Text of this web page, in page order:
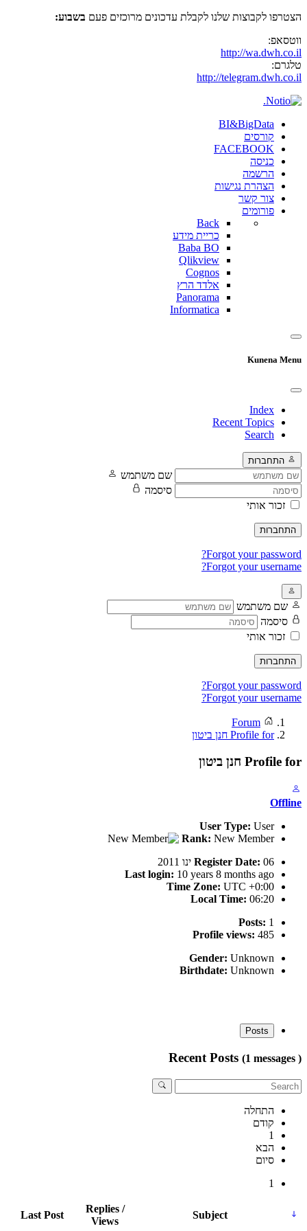
הצטרפו לקבוצות שלנו לקבלת עדכונים מרוכזים פעם בשבוע:
ווטסאפ:
http://wa.dwh.co.il
טלגרם:
http://telegram.dwh.co.il
BI&BigData
קורסים
FACEBOOK
כניסה
הרשמה
הצהרת נגישות
צור קשר
פורומים
Back
כריית מידע
Baba BO
Qlikview
Cognos
אלדד הרץ
Panorama
Informatica
Kunena Menu
Index
Recent Topics
Search
התחברות
שם משתמש
סיסמה
זכור אותי
התחברות
Forgot your password?
Forgot your username?
שם משתמש
סיסמה
זכור אותי
התחברות
Forgot your password?
Forgot your username?
Forum
Profile for חנן ביטון
Profile for חנן ביטון
Offline
User Type: User
Rank: New Member
Register Date: 06 ינו 2011
Last login: 10 years 8 months ago
Time Zone: UTC +0:00
Local Time: 06:20
Posts: 1
Profile views: 485
Gender: Unknown
Birthdate: Unknown
Posts
Recent Posts (1 messages )
התחלה
קודם
1
הבא
סיום
1
Subject
Replies /
Views
Last Post